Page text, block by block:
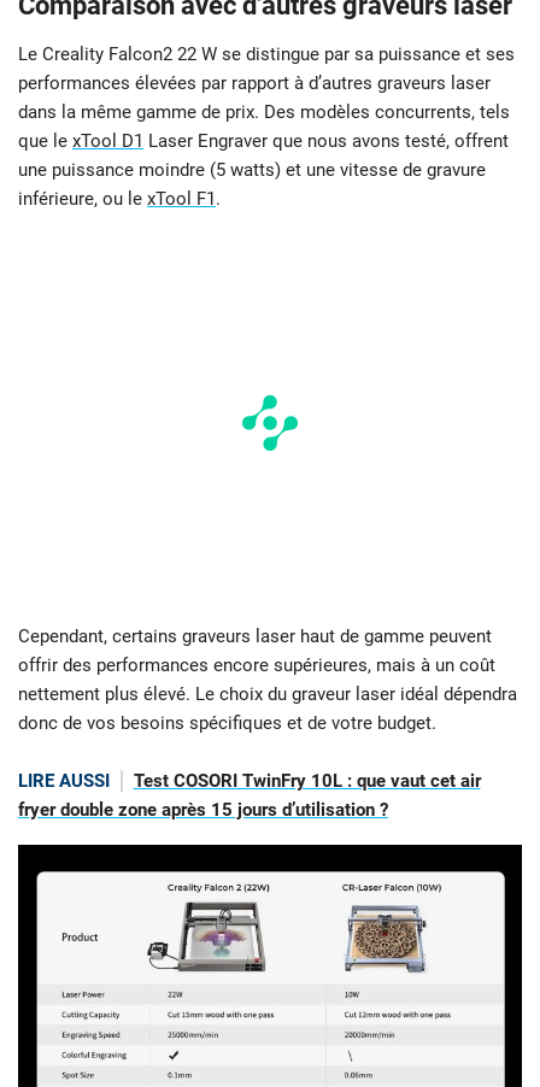
Le Creality Falcon2 22 W se distingue par sa puissance et ses
performances élevées par rapport à d’autres graveurs laser
dans la même gamme de prix. Des modèles concurrents, tels
que le xTool D1 Laser Engraver que nous avons testé, offrent
une puissance moindre (5 watts) et une vitesse de gravure
inférieure, ou le xTool F1 .
Cependant, certains graveurs laser haut de gamme peuvent
offrir des performances encore supérieures, mais à un coût
nettement plus élevé. Le choix du graveur laser idéal dépendra
donc de vos besoins spécifiques et de votre budget.
LIRE AUSSI
Test COSORI TwinFry 10L : que vaut cet air
fryer double zone après 15 jours d’utilisation ?